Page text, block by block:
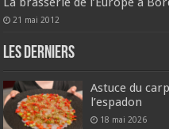
21 mai 2012
Les derniers
Astuce du
l’espadon
18 mai 2026